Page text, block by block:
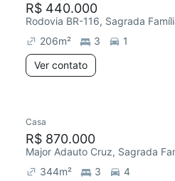
R$ 440.000
Rodovia BR-116, Sagrada
206m² 3
1
Ver contato
Chegou este mês
Casa
R$ 870.000
Major Adauto Cruz, Sagrada
344m² 3
4